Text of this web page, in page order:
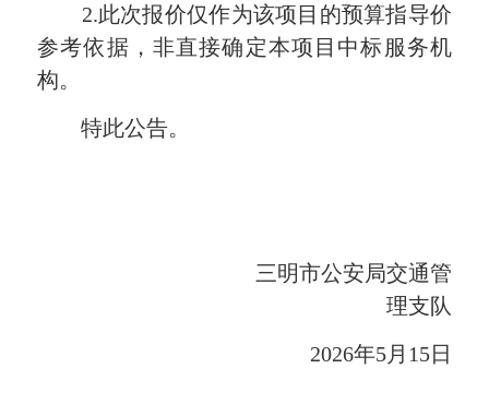
2.此次报价仅作为该项目的预算指导价
参考依据，非直接确定本项目中标服务机
构。
特此公告。
三明市公安局交通管
理支队
2026年5月 15日